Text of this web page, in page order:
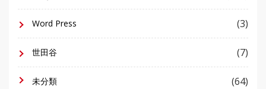
Word Press (3)
世田谷 (7)
未分類 (64)